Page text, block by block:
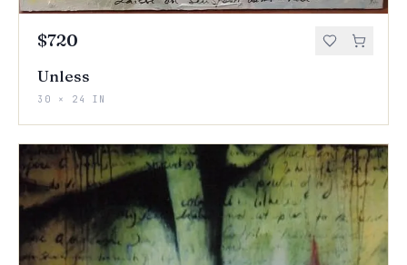
$720
Unless
30 × 24 IN